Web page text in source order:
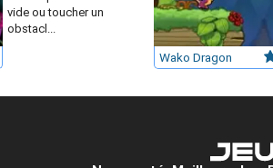
vide ou toucher un
obstacl...
Wako Dragon